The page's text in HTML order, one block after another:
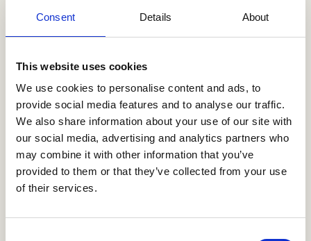
Consent Details About
This website uses cookies
We use cookies to personalise content and ads, to
provide social media features and to analyse our traffic.
We also share information about your use of our site with
our social media, advertising and analytics partners who
may combine it with other information that you’ve
provided to them or that they’ve collected from your use
of their services.
generator voor
minimaal 30% belastte zijn.
Onze Cycling Batteries lossen dit op:
Bij een vestiging van winkelketen Aldi die 6
van de netaansluiting, draaide de generator
slechts 4 uur gedurende de hele periode. De
besparing: tot wel 110.000 liter brandstof!